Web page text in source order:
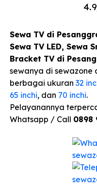
Sewa TV di
Sewa TV LED, Sewa
Bracket TV di
sewanya di sewazone
berbagai ukuran 32
65 inchi, dan 70 inchi.
Pelayanannya
Whatsapp / Call 0898